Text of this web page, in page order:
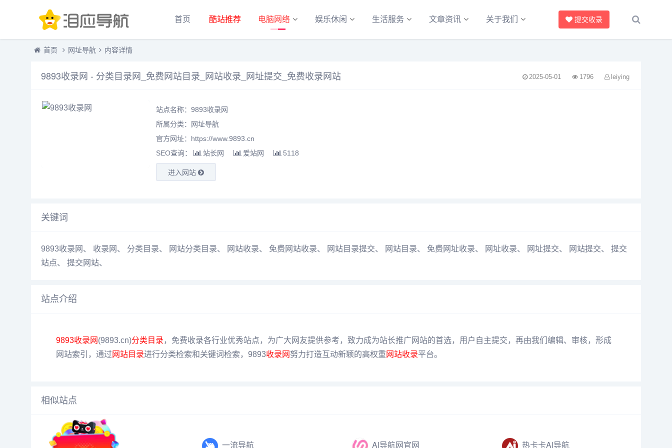
首页 酷站推荐 电脑网络 娱乐休闲 生活服务 文章资讯 关于我们 提交收录
首页 网址导航 内容详情
9893收录网 - 分类目录网_免费网站目录_网站收录_网址提交_免费收录网站 2025-05-01 1796 leiying
站点名称：9893收录网
所属分类：
网址导航
官方网址：https://www.9893.cn
SEO查询：
站长网 爱站网 5118
进入网站
关键词
9893收录网 、 收录网 、 分类目录、 网站分类目录、 网站收录、 免费网站收录、 网站目录提交、 网站目录、 免费网址收录、 网址收录、 网址提交、 网站提交、 提交
站点、 提交网站、
站点介绍
9893收录网 (9893.cn)分类目录 ，免费收录各行业优秀站点，为广大网友提供参考，致力成为站长推广网站的首选，用户自主提交，再由我们编辑、审核，形成
网站索引，通过 网站目录进行分类检索和关键词检索，9893收录网 努力打造互动新颖的高权重 网站收录平台。
相似站点
千神导航网 一流导航 AI导航网官网 热卡卡AI导航